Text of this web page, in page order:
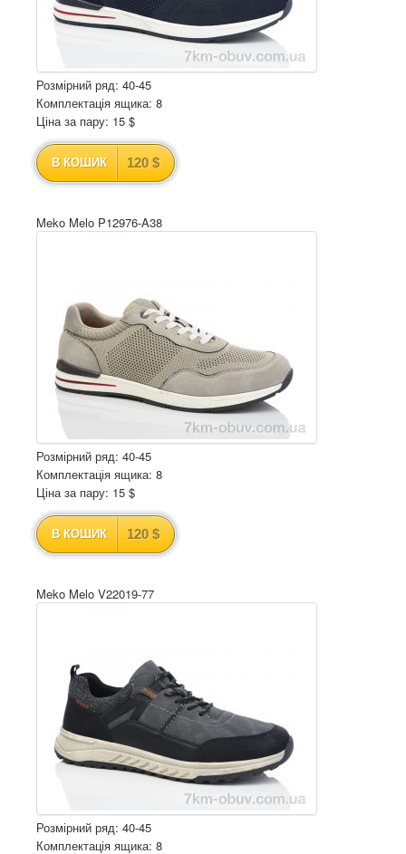
Розмірний ряд: 40-45
Комплектація ящика: 8
Ціна за пару: 15 $
В КОШИК 120 $
Meko Melo P12976-A38
Розмірний ряд: 40-45
Комплектація ящика: 8
Ціна за пару: 15 $
В КОШИК 120 $
Meko Melo V22019-77
Розмірний ряд: 40-45
Комплектація ящика: 8